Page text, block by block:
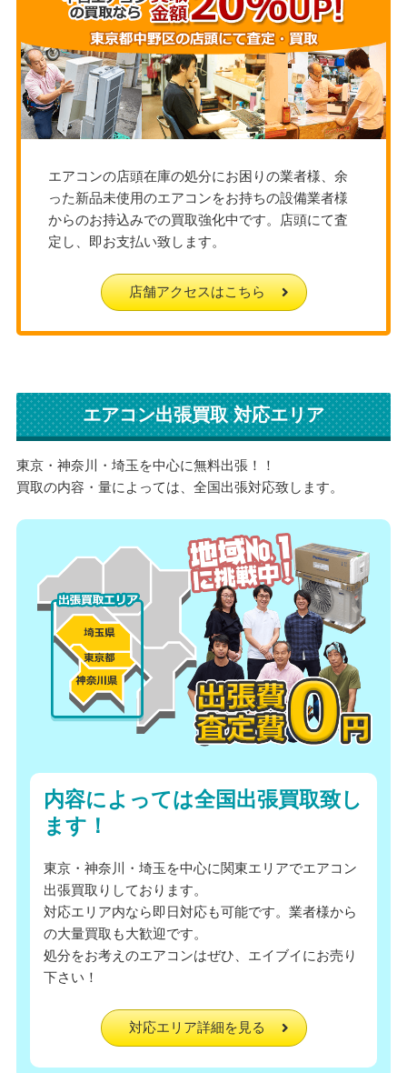
エアコンの店頭在庫の処分にお困りの業者様、余
った新品未使用のエアコンをお持ちの設備業者様
からのお持込みでの買取強化中です。店頭にて査
定し、即お支払い致します。
店舗アクセスはこちら
エアコン出張買取 対応エリア
東京・神奈川・埼玉を中心に無料出張！！
買取の内容・量によっては、全国出張対応致します。
内容によっては全国出張買取致し
ます！
東京・神奈川・埼玉を中心に関東エリアでエアコン
出張買取りしております。
対応エリア内なら即日対応も可能です。業者様から
の大量買取も大歓迎です。
処分をお考えのエアコンはぜひ、エイブイにお売り
下さい！
対応エリア詳細を見る